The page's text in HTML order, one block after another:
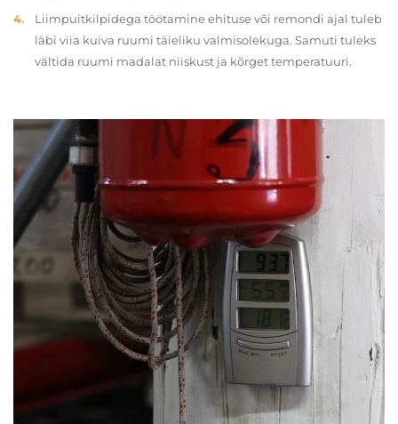
Liimpuitkilpidega töötamine ehituse või remondi ajal tuleb
läbi viia kuiva ruumi täieliku valmisolekuga. Samuti tuleks
vältida ruumi madalat niiskust ja kõrget temperatuuri.